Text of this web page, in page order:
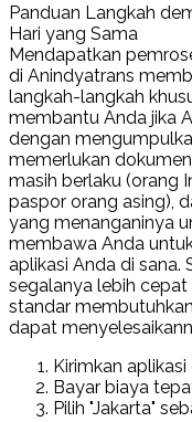
Panduan Langkah
Hari yang Sama
Mendapatkan
di Anindyatrans
langkah-langkah
membantu Anda jika
dengan
memerlukan
masih berlaku (orang
paspor orang asing),
yang menanganinya
membawa Anda
aplikasi Anda di sana.
segalanya lebih cepat
standar
dapat
Kirimkan
Bayar biaya
Pilih "Jakarta"